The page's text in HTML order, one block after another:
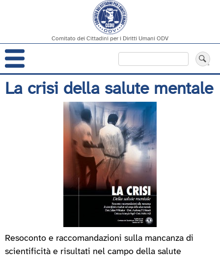
Salta
al
Comitato dei Cittadini per i Diritti Umani ODV
Navigazione
principale
La crisi della salute mentale
Resoconto e raccomandazioni sulla mancanza di
scientificità e risultati nel campo della salute